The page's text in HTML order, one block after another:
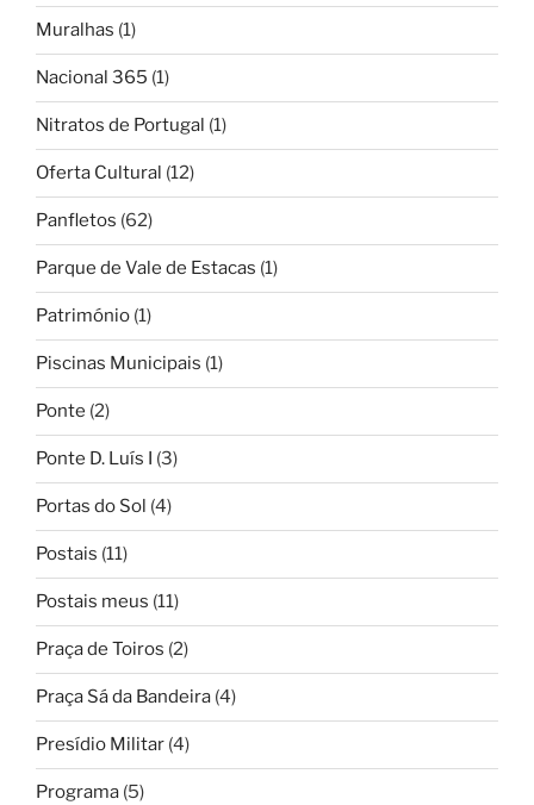
Muralhas (1)
Nacional 365 (1)
Nitratos de Portugal (1)
Oferta Cultural (12)
Panfletos (62)
Parque de Vale de Estacas (1)
Património (1)
Piscinas Municipais (1)
Ponte (2)
Ponte D. Luís I (3)
Portas do Sol (4)
Postais (11)
Postais meus (11)
Praça de Toiros (2)
Praça Sá da Bandeira (4)
Presídio Militar (4)
Programa (5)